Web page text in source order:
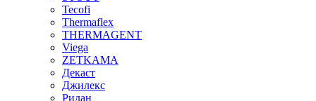
Tecofi
Thermaflex
THERMAGENT
Viega
ZETKAMA
Декаст
Джилекс
Ридан